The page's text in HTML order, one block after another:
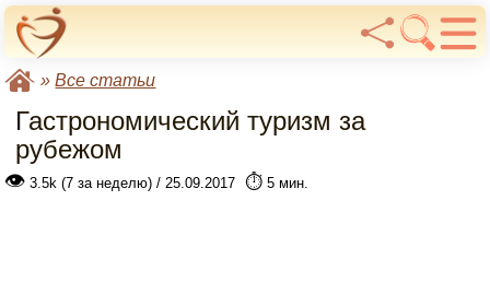
»Все статьи
Гастрономический туризм за
рубежом
👁 3.5k (7 за неделю) / 25.09.2017 ⏱️ 5 мин.